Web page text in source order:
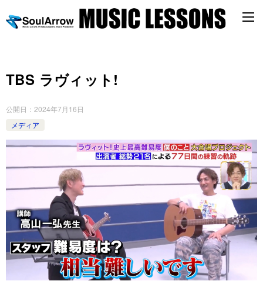
TBS ラヴィット!
公開日： 2024年7月16日
メディア